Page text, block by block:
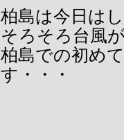
柏島は今日は
そろそろ台風
柏島での初め
す・・・